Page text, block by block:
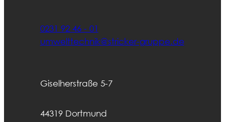
0231 92 46 - 01
umwelttechnik@stricker-gruppe.de
Giselherstraße 5-7
44319 Dortmund